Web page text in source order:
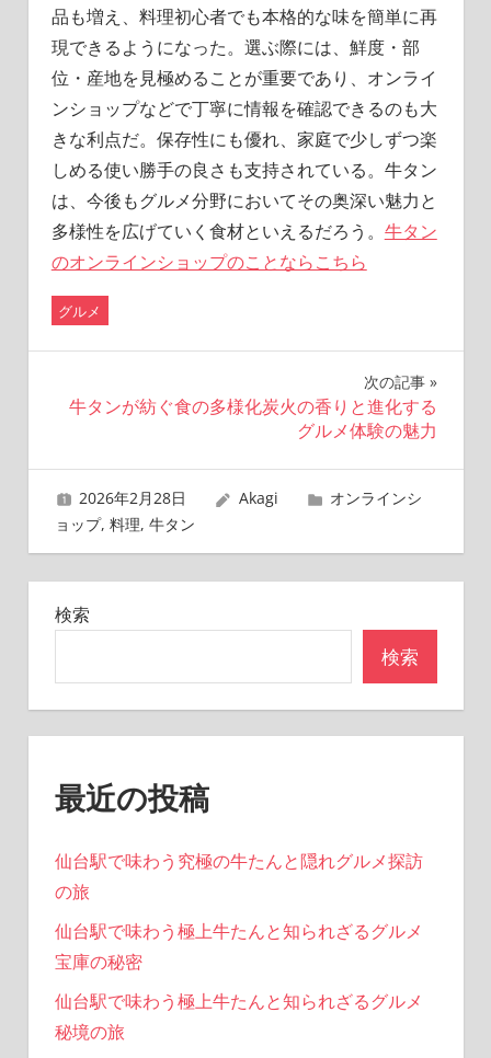
品も増え、料理初心者でも本格的な味を簡単に再
現できるようになった。選ぶ際には、鮮度・部
位・産地を見極めることが重要であり、オンライ
ンショップなどで丁寧に情報を確認できるのも大
きな利点だ。保存性にも優れ、家庭で少しずつ楽
しめる使い勝手の良さも支持されている。牛タン
は、今後もグルメ分野においてその奥深い魅力と
多様性を広げていく食材といえるだろう。 牛タン
のオンラインショップのことならこちら
グルメ
投
ナ
ビ
ゲ
ー
ョ
ン
次の記事
牛タンが紡ぐ食の多様化炭火の香りと進化する
グルメ体験の魅力
2026年2月28日 Akagi
オンラインシ
ョップ, 料理, 牛タン
検索
検索
最近の投稿
仙台駅で味わう究極の牛たんと隠れグルメ探訪
の旅
仙台駅で味わう極上牛たんと知られざるグルメ
宝庫の秘密
仙台駅で味わう極上牛たんと知られざるグルメ
秘境の旅